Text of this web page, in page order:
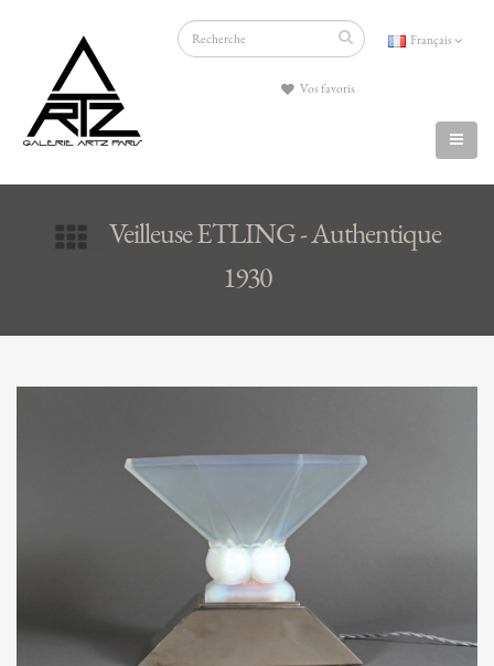
Français
Vos favoris
Veilleuse ETLING - Authentique
1930